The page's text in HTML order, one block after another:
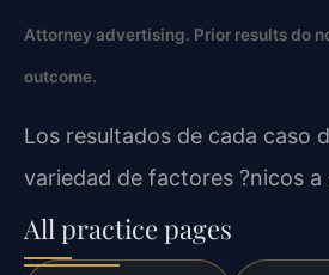
Attorney advertising. Prior results do
outcome.
Los resultados de cada caso
variedad de factores ?nicos a
All practice pages